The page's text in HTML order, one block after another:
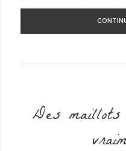
Des